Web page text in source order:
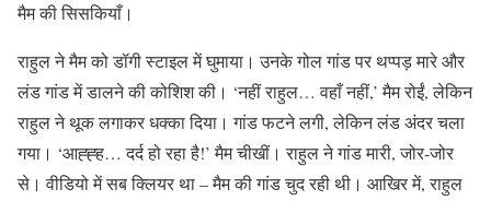
मैम की सिसकियाँ।
राहुल ने मैम को डॉगी स्टाइल में घुमाया। उनके गोल गांड पर थप्पड़ मारे और
लंड गांड में डालने की कोशिश की। ‘नहीं राहुल… वहाँ नहीं,’ मैम रोईं, लेकिन
राहुल ने थूक लगाकर धक्का दिया। गांड फटने लगी, लेकिन लंड अंदर चला
गया। ‘आह्ह्ह… दर्द हो रहा है!’ मैम चीखीं। राहुल ने गांड मारी, जोर-जोर
से। वीडियो में सब क्लियर था – मैम की गांड चुद रही थी। आखिर में, राहुल